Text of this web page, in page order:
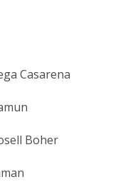
Casarena
Boher